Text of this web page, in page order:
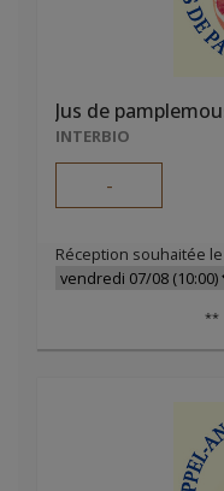
INTERBIO
-
Réception souhaitée le
**